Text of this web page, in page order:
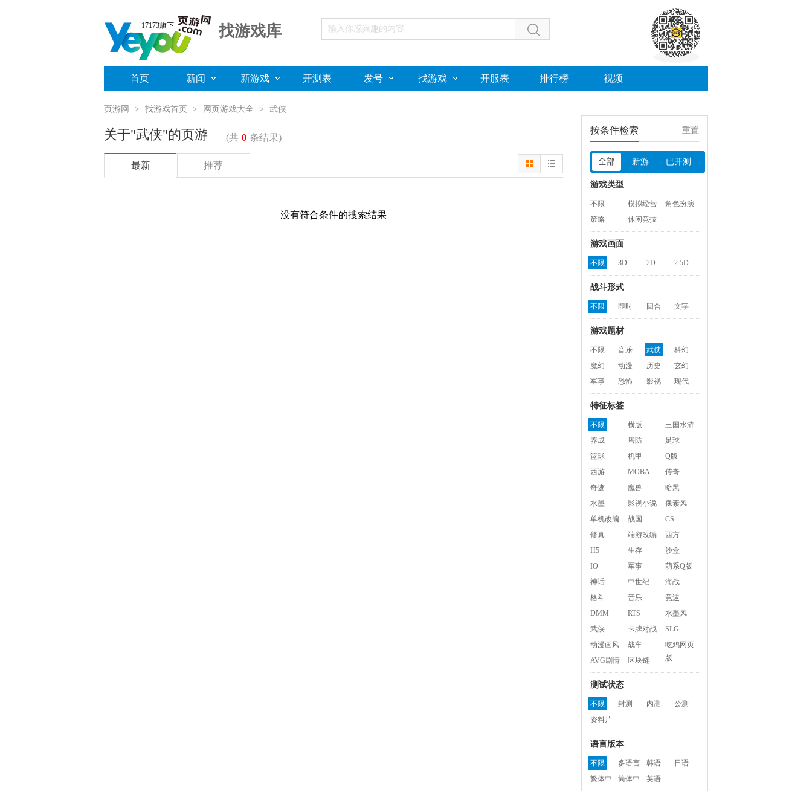
17173旗下 找游戏库
首页 新闻 新游戏 开测表 发号 找游戏 开服表 排行榜 视频
页游网 > 找游戏首页 > 网页游戏大全 > 武侠
关于"武侠"的页游 (共 0 条结果)
最新 推荐
没有符合条件的搜索结果
按条件检索 重置
全部 新游 已开测
游戏类型
不限 模拟经营
角色扮演
策略
休闲竞技
游戏画面
不限 3D 2D 2.5D
战斗形式
不限 即时 回合 文字
游戏题材
不限 音乐 武侠
科幻
魔幻
动漫 历史
玄幻
军事
恐怖 影视 现代
特征标签
不限 横版
三国水浒
养成
塔防
足球
篮球
机甲
Q版
西游
MOBA
传奇
奇迹
魔兽
暗黑
水墨
影视小说
像素风
单机改编
战国
CS
修真
端游改编
西方
H5
生存
沙盒
IO
军事
萌系Q版
神话
中世纪
海战
格斗
音乐
竞速
DMM
RTS
水墨风
武侠
卡牌对战
SLG
动漫画风
战车
吃鸡网页
版
AVG剧情 区块链
测试状态
不限 封测 内测
公测
资料片
语言版本
不限 多语言 韩语
日语
繁体中
文
简体中
文
英语